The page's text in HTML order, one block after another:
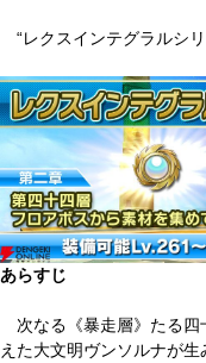
“レクスインテグラルシ
あらすじ
次なる《暴走層》たる四
えた大文明ヴンソルナが